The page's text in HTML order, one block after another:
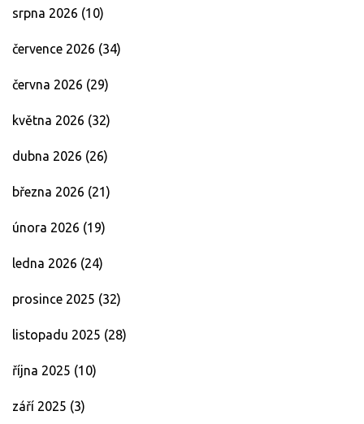
srpna 2026 (10)
července 2026 (34)
června 2026 (29)
května 2026 (32)
dubna 2026 (26)
března 2026 (21)
února 2026 (19)
ledna 2026 (24)
prosince 2025 (32)
listopadu 2025 (28)
října 2025 (10)
září 2025 (3)